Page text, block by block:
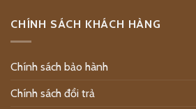
CHÍNH SÁCH KHÁCH HÀNG
Chính sách bảo hành
Chính sách đổi trả